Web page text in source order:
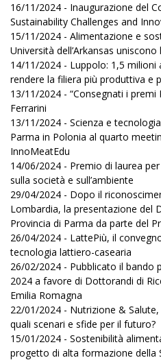
16/11/2024 - Inaugurazione del
Sustainability Challenges and
15/11/2024 - Alimentazione e
Università dell’Arkansas
14/11/2024 - Luppolo: 1,5 milioni
rendere la filiera più produttiva e
13/11/2024 - “Consegnati i
Ferrarini
13/11/2024 - Scienza e
Parma in Polonia al quarto
InnoMeatEdu
14/06/2024 - Premio di laurea
sulla società e sull’ambiente
29/04/2024 - Dopo il
Lombardia, la presentazione del
Provincia di Parma da parte del
26/04/2024 - LattePiù, il
tecnologia lattiero-casearia
26/02/2024 - Pubblicato il bando
2024 a favore di Dottorandi di
Emilia Romagna
22/01/2024 - Nutrizione &
quali scenari e sfide per il futuro?
15/01/2024 - Sostenibilità
progetto di alta formazione della